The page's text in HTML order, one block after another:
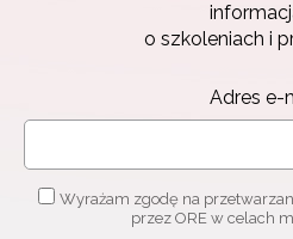
o szkoleniach i
Adres e-
Wyrażam zgodę na
przez ORE w celach